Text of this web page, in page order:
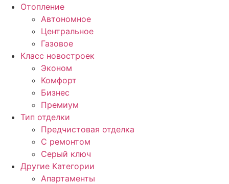
Отопление
Автономное
Центральное
Газовое
Класс новостроек
Эконом
Комфорт
Бизнес
Премиум
Тип отделки
Предчистовая отделка
С ремонтом
Серый ключ
Другие Категории
Апартаменты